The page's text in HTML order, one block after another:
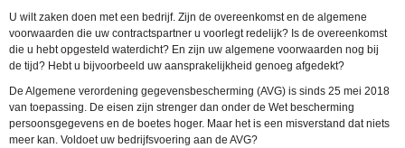
U wilt zaken doen met een bedrijf. Zijn de overeenkomst en de algemene
voorwaarden die uw contractspartner u voorlegt redelijk? Is de overeenkomst
die u hebt opgesteld waterdicht? En zijn uw algemene voorwaarden nog bij
de tijd? Hebt u bijvoorbeeld uw aansprakelijkheid genoeg afgedekt?
De Algemene verordening gegevensbescherming (AVG) is sinds 25 mei 2018
van toepassing. De eisen zijn strenger dan onder de Wet bescherming
persoonsgegevens en de boetes hoger. Maar het is een misverstand dat niets
meer kan. Voldoet uw bedrijfsvoering aan de AVG?